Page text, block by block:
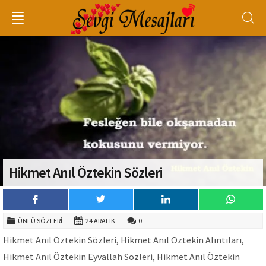
Hikmet Anıl Öztekin Sözleri
ÜNLÜ SÖZLERI 24 ARALIK 0
Hikmet Anıl Öztekin Sözleri, Hikmet Anıl Öztekin Alıntıları,
Hikmet Anıl Öztekin Eyvallah Sözleri, Hikmet Anıl Öztekin